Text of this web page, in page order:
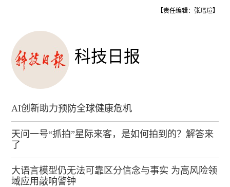
【责任编辑：张瑨瑄】
科技日报
AI创新助力预防全球健康危机
天问一号“抓拍”星际来客，是如何拍到的？解答来
了
大语言模型仍无法可靠区分信念与事实 为高风险领
域应用敲响警钟